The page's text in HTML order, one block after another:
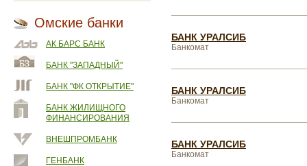
Омские банки
АК БАРС БАНК
БАНК "ЗАПАДНЫЙ"
БАНК "ФК ОТКРЫТИЕ"
БАНК ЖИЛИЩНОГО
ФИНАНСИРОВАНИЯ
ВНЕШПРОМБАНК
ГЕНБАНК
БАНК УРАЛСИБ
Банкомат
БАНК УРАЛСИБ
Банкомат
БАНК УРАЛСИБ
Банкомат